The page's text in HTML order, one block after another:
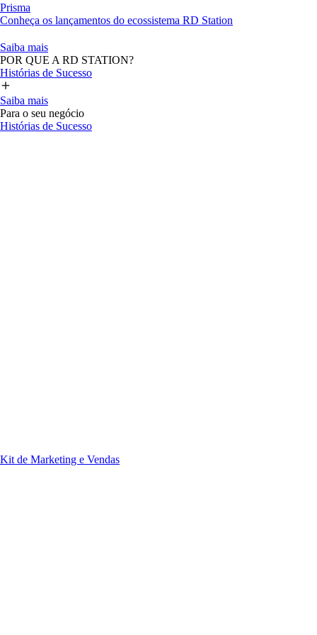
Prisma
Conheça os lançamentos do ecossistema RD Station
Saiba mais
POR QUE A RD STATION?
Histórias de Sucesso
Saiba mais
Para o seu negócio
Histórias de Sucesso
Kit de Marketing e Vendas